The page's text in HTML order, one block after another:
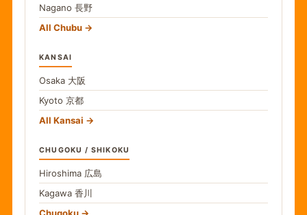
Nagano 長野
All Chubu
KANSAI
Osaka 大阪
Kyoto 京都
All Kansai
CHUGOKU / SHIKOKU
Hiroshima 広島
Kagawa 香川